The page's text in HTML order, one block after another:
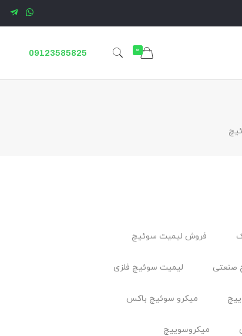
0
09123585825
فروش لیمیت سوئیچ
صنعتی لیمیت سوئیچ فلزی
میکرو سوئیچ باکس
میکروسوییچ